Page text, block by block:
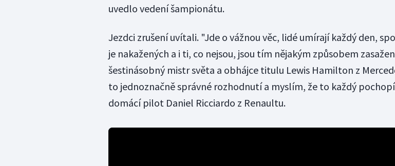
uvedlo vedení šampionátu.
Jezdci zrušení uvítali. "Jde o vážnou věc, lidé umírají každý den,
je nakažených a i ti, co nejsou, jsou tím nějakým způsobem
šestinásobný mistr světa a obhájce titulu Lewis Hamilton z
to jednoznačně správné rozhodnutí a myslím, že to každý
domácí pilot Daniel Ricciardo z Renaultu.